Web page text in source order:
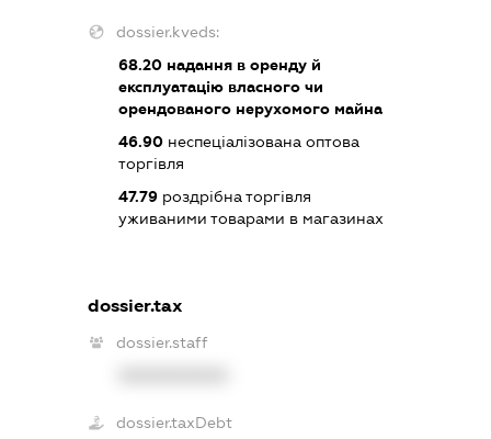
dossier.kveds:
68.20 надання в оренду й
експлуатацію власного чи
орендованого нерухомого майна
46.90 неспеціалізована оптова
торгівля
47.79 роздрібна торгівля
уживаними товарами в магазинах
dossier.tax
dossier.staff
dossier.taxDebt